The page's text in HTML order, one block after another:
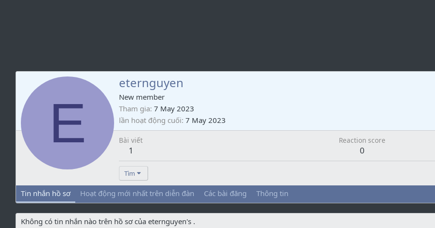
E
eternguyen
New member
Tham gia 7 May 2023
lần hoạt động cuối 7 May 2023
Bài viết
1
Reaction score
0
Tìm
Tin nhắn hồ sơ Hoạt động mới nhất trên diễn đàn Các bài đăng Thông tin
Không có tin nhắn nào trên hồ sơ của eternguyen's .